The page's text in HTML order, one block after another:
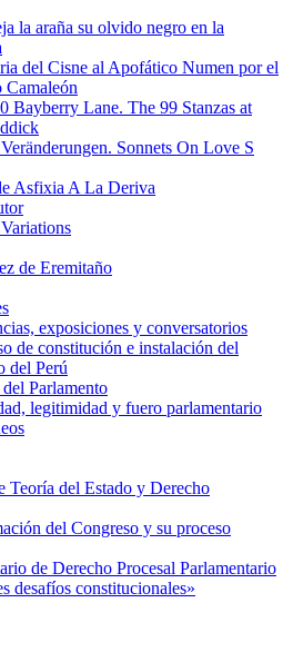
la araña su olvido negro en la
del Cisne al Apofático Numen por el
Camaleón
Bayberry Lane. The 99 Stanzas at
Sonnets On Love S
Asfixia A La Deriva
de Eremitaño
exposiciones y conversatorios
de constitución e instalación del
del Perú
Parlamento
legitimidad y fuero parlamentario
Teoría del Estado y Derecho
del Congreso y su proceso
de Derecho Procesal Parlamentario
desafíos constitucionales»